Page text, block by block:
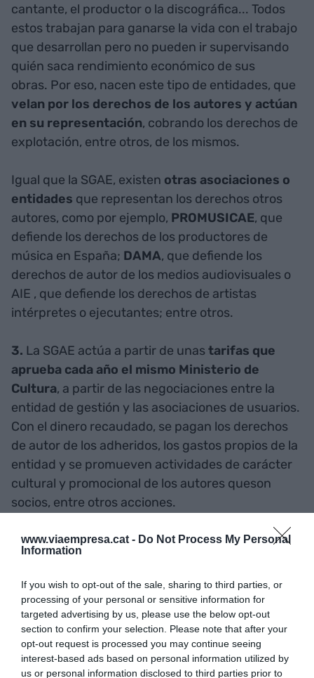
www.viaempresa.cat - Do Not Process My Personal
Information
If you wish to opt-out of the sale, sharing to third parties, or
processing of your personal or sensitive information for
targeted advertising by us, please use the below opt-out
section to confirm your selection. Please note that after your
opt-out request is processed you may continue seeing
interest-based ads based on personal information utilized by
us or personal information disclosed to third parties prior to
cantante, el productor o la discográfica... Todos
estos trabajan para ganarse la vida con el trabajo
que desarrollan pero no pueden ir supervisando
quién saca rendimiento económico de sus
obras. Por eso, nacen este tipo de entidades, que
velan por los derechos de los autores y actúan
en su representación, cobrando los derechos de
explotación, entre otros, de los mismos.
Igual que la SGAE, existen otras asociaciones o
entidades que representan los derechos otros
autores, como por ejemplo, PROMUSICAE, que
defiende los derechos de los productores de
música en España; DAMA, que defiende los
derechos de autor de los medios audiovisuales o
AIE , que defiende los derechos de artistas
intérpretes o ejecutantes; entre otros.
3. La SGAE actúa a partir de unastarifas que
aprueba cada año el mismo Ministerio de
Cultura, a partir de las negociaciones entre la
entidad de gestión y las asociaciones de usuarios.
Con el dinero recaudado, se pagan los derechos
de autor de los adheridos, los gastos propios de la
entidad y se promueven actividades de carácter
cultural y promocional de los autores queson
socios, entre otros acciones.
4.Un negocio tendrá que pagar este tipo de
cánones o tarifas siempre y cuando disponga de
un
negocio abierto al público , efectúe un acto
de comunicaciónpúblicade obras de autores
mediante equipos de audio o televisión; las obras
de las cuales se haga difusión estén bajo el
paraguas de la SGAE. Es decir, sea de socios
adheridos y en cierto modo, el negocio se esté